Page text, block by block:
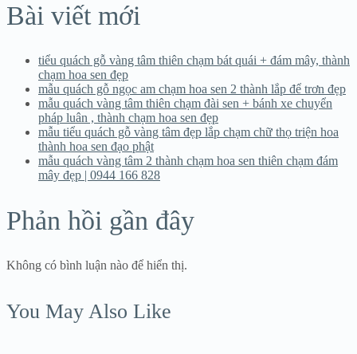
Bài viết mới
tiểu quách gỗ vàng tâm thiên chạm bát quái + đám mây, thành
chạm hoa sen đẹp
mẫu quách gỗ ngọc am chạm hoa sen 2 thành lắp để trơn đẹp
mẫu quách vàng tâm thiên chạm đài sen + bánh xe chuyển
pháp luân , thành chạm hoa sen đẹp
mẫu tiểu quách gỗ vàng tâm đẹp lắp chạm chữ thọ triện hoa
thành hoa sen đạo phật
mẫu quách vàng tâm 2 thành chạm hoa sen thiên chạm đám
mây đẹp | 0944 166 828
Phản hồi gần đây
Không có bình luận nào để hiển thị.
You May Also Like